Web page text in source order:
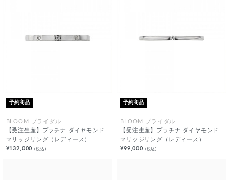
予約商品
BLOOM ブライダル
【受注生産】プラチナ ダイヤモンド
マリッジリング（レディース）
¥132,000(税込)
予約商品
BLOOM ブライダル
【受注生産】プラチナ ダイヤモンド
マリッジリング（レディース）
¥99,000 (税込)